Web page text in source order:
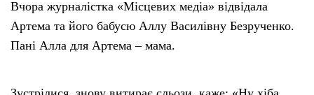
Вчора журналістка «Місцевих медіа» відвідала
Артема та його бабусю Аллу Василівну Безрученко.
Пані Алла для Артема – мама.